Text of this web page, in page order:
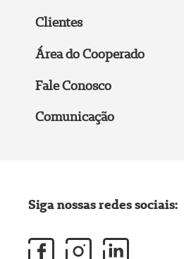
Clientes
Área do Cooperado
Fale Conosco
Comunicação
Siga nossas redes sociais: